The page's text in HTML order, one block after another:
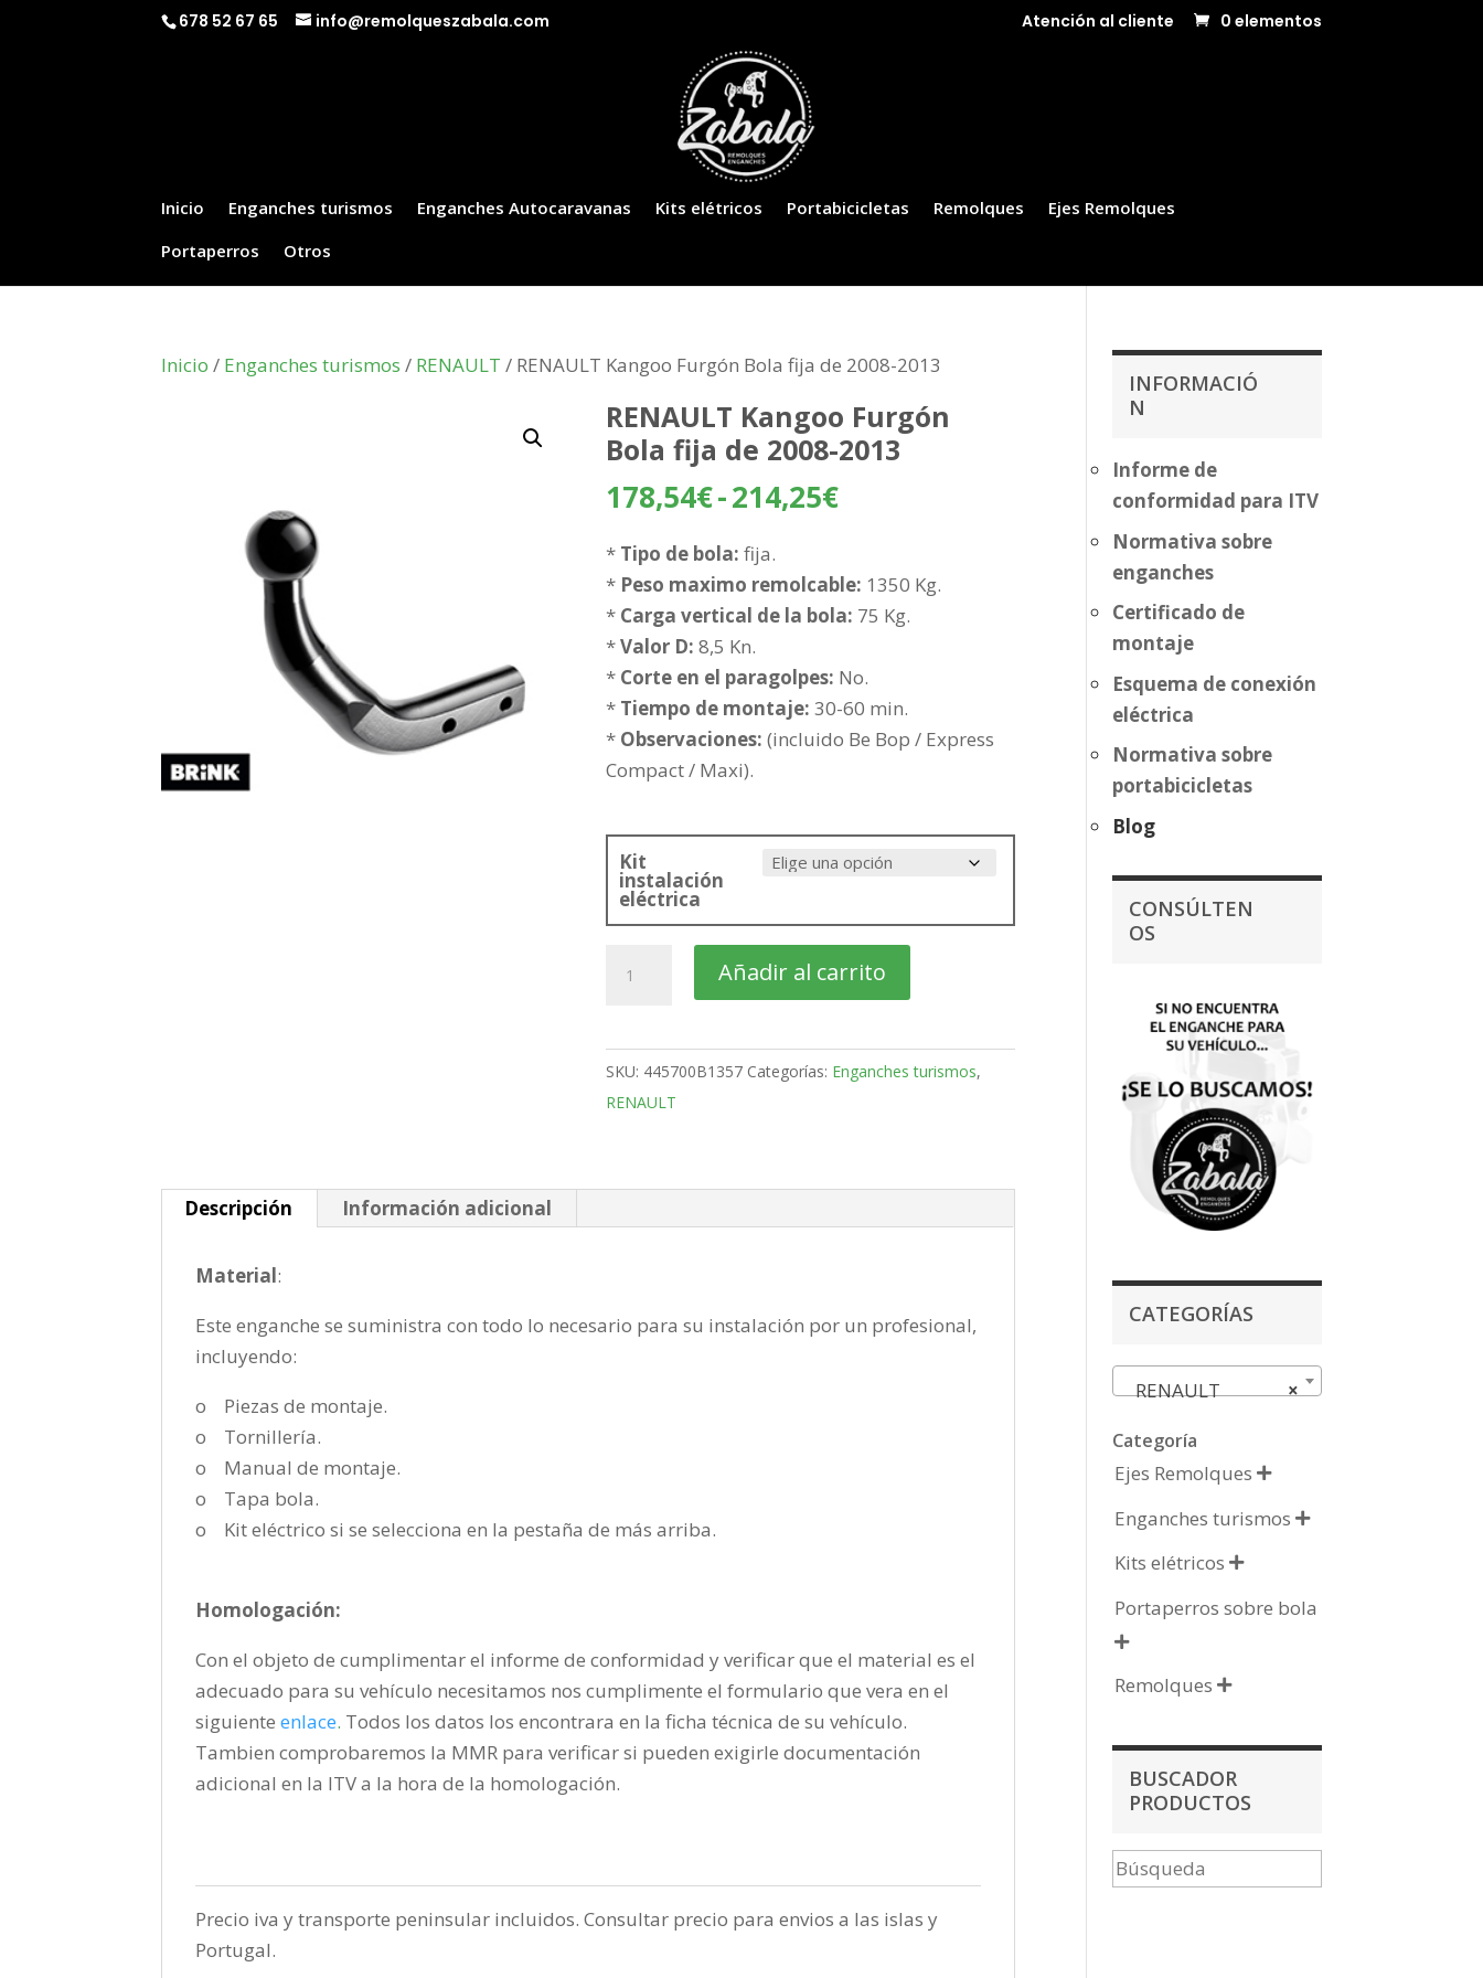
678 52 67 65 info@remolqueszabala.com Atención al cliente 0 elementos
Inicio Enganches turismos Enganches Autocaravanas Kits elétricos Portabicicletas Remolques
Ejes Remolques
Portaperros
Otros
Inicio / Enganches turismos / RENAULT / RENAULT Kangoo Furgón Bola fija de 2008-2013
RENAULT Kangoo Furgón
Bola fija de 2008-2013
178,54€-214,25€Rango
desde
178,54€
214,25€
* Tipo de bola: fija.
* Peso maximo remolcable: 1350 Kg.
* Carga vertical de la bola: 75 Kg.
*Valor D: 8,5 Kn.
* Corte en el paragolpes: No.
* Tiempo de montaje: 30-60 min.
* Observaciones: (incluido Be Bop / Express
Compact / Maxi).
Kit
instalación
eléctrica
Kangoo
Bola
fija
de
Añadir al carrito
SKU: 445700B1357 Categorías: Enganches turismos,
RENAULT
Descripción Información adicional
Material:
Este enganche se suministra con todo lo necesario para su instalación por un profesional,
incluyendo:
o Piezas de montaje.
o Tornillería.
o Manual de montaje.
o Tapa bola.
o Kit eléctrico si se selecciona en la pestaña de más arriba.
Homologación:
Con el objeto de cumplimentar el informe de conformidad y verificar que el material es el
adecuado para su vehículo necesitamos nos cumplimente el formulario que vera en el
siguienteenlace. Todos los datos los encontrara en la ficha técnica de su vehículo.
Tambien comprobaremos la MMR para verificar si pueden exigirle documentación
adicional en la ITV a la hora de la homologación.
Precio iva y transporte peninsular incluidos. Consultar precio para envios a las islas y
Portugal.
INFORMACIÓ
N
Informe de
conformidad para ITV
Normativa sobre
enganches
Certificado de
montaje
Esquema de conexión
eléctrica
Normativa sobre
portabicicletas
Blog
CONSÚLTEN
OS
CATEGORÍAS
×
RENAULT
Categoría
Ejes Remolques 
Enganches turismos 
Kits elétricos 
Portaperros sobre bola

Remolques 
BUSCADOR
PRODUCTOS